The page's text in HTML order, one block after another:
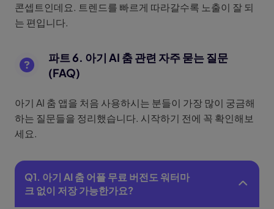
콘셉트인데요. 트렌드를 빠르게 따라갈수록 노출이 잘 되
는 편입니다.
파트 6. 아기 AI 춤 관련 자주 묻는 질문
(FAQ)
아기 AI 춤 앱을 처음 사용하시는 분들이 가장 많이 궁금해
하는 질문들을 정리했습니다. 시작하기 전에 꼭 확인해보
세요.
Q1. 아기 AI 춤 어플 무료 버전도 워터마
크 없이 저장 가능한가요?